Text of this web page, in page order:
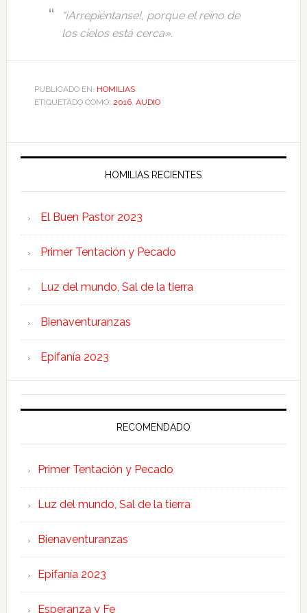
“¡Arrepiéntanse!, porque el reino de
los cielos está cerca».
PUBLICADO EN: HOMILIAS
ETIQUETADO COMO: 2016, AUDIO
HOMILIAS RECIENTES
El Buen Pastor 2023
Primer Tentación y Pecado
Luz del mundo, Sal de la tierra
Bienaventuranzas
Epifanía 2023
RECOMENDADO
Primer Tentación y Pecado
Luz del mundo, Sal de la tierra
Bienaventuranzas
Epifanía 2023
Esperanza y Fe